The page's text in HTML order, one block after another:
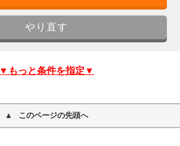
▼もっと条件を指定▼
このページの先頭へ